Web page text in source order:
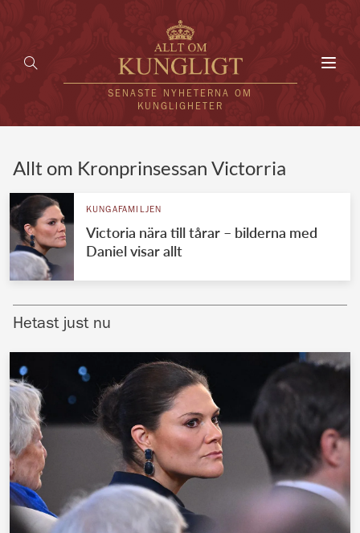
SENASTE NYHETERNA OM
KUNGLIGHETER
UTLÄNDSKT
VÄRLDENS KUNGAHUS
Brittiska kungahuset
Norska kungahuset
Danska kungahuset
Spanska kungahuset
Nederländska kungahuset
Belgiska kungahuset
Jordanska kungahuset
Allt om Kronprinsessan Victorria
KUNGAFAMILJEN
Victoria nära till tårar – bilderna med
Daniel visar allt
Hetast just nu